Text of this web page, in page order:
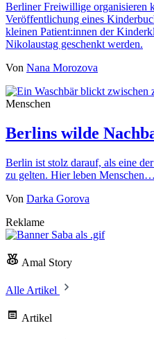
Berliner Freiwillige organisieren
Veröffentlichung eines
kleinen Patient:innen der
Nikolaustag geschenkt werden.
Von Nana Morozova
Menschen
Berlins wilde
Berlin ist stolz darauf, als eine
zu gelten. Hier leben Menschen…
Von Darka Gorova
Reklame
Amal Story
Alle Artikel
Artikel